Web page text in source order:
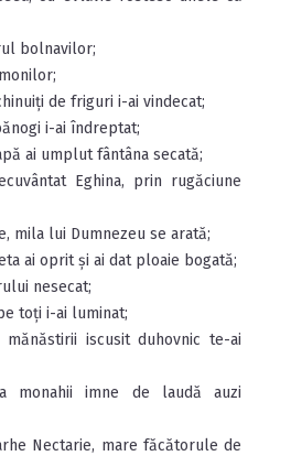
bolnavilor;
de friguri i-ai vindecat;
i-ai îndreptat;
ai umplut fântâna secată;
Eghina, prin rugăciune
mila lui Dumnezeu se arată;
ai oprit și ai dat ploaie bogată;
nesecat;
toți i-ai luminat;
iscusit duhovnic te-ai
monahii imne de laudă auzi
Nectarie, mare făcătorule de